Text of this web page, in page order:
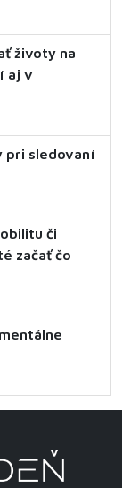
životy na
aj v
pri sledovaní
či
začať čo